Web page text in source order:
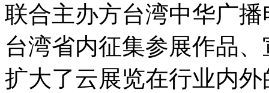
联合主办方台湾中华广
台湾省内征集参展作品
扩大了云展览在行业内